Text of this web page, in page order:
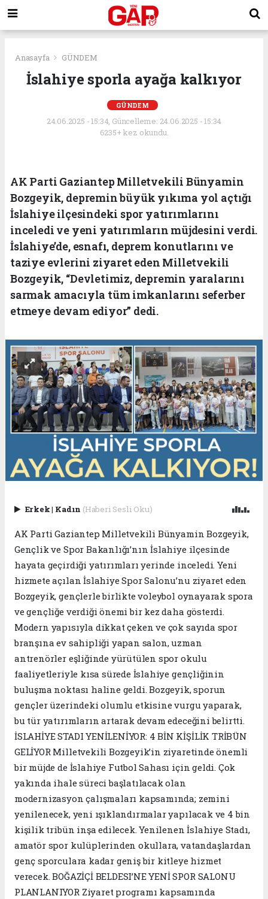
Anasayfa GÜNDEM
İslahiye sporla ayağa kalkıyor
GÜNDEM
24.06.2025 - 15:34, Güncelleme: 24.06.2025 - 15:34
6235+ kez okundu.
AK Parti Gaziantep Milletvekili Bünyamin
Bozgeyik, depremin büyük yıkıma yol açtığı
İslahiye ilçesindeki spor yatırımlarını
inceledi ve yeni yatırımların müjdesini verdi.
İslahiye’de, esnafı, deprem konutlarını ve
taziye evlerini ziyaret eden Milletvekili
Bozgeyik, “Devletimiz, depremin yaralarını
sarmak amacıyla tüm imkanlarını seferber
etmeye devam ediyor” dedi.
Erkek| Kadın (Haberi Sesli Oku)
AK Parti Gaziantep Milletvekili Bünyamin Bozgeyik,
Gençlik ve Spor Bakanlığı’nın İslahiye ilçesinde
hayata geçirdiği yatırımları yerinde inceledi. Yeni
hizmete açılan İslahiye Spor Salonu’nu ziyaret eden
Bozgeyik, gençlerle birlikte voleybol oynayarak spora
ve gençliğe verdiği önemi bir kez daha gösterdi.
Modern yapısıyla dikkat çeken ve çok sayıda spor
branşına ev sahipliği yapan salon, uzman
antrenörler eşliğinde yürütülen spor okulu
faaliyetleriyle kısa sürede İslahiye gençliğinin
buluşma noktası haline geldi. Bozgeyik, sporun
gençler üzerindeki olumlu etkisine vurgu yaparak,
bu tür yatırımların artarak devam edeceğini belirtti.
İSLAHİYE STADI YENİLENİYOR: 4 BİN KİŞİLİK TRİBÜN
GELİYOR Milletvekili Bozgeyik’in ziyaretinde önemli
bir müjde de İslahiye Futbol Sahası için geldi. Çok
yakında ihale süreci başlatılacak olan
modernizasyon çalışmaları kapsamında; zemini
yenilenecek, yeni ışıklandırmalar yapılacak ve 4 bin
kişilik tribün inşa edilecek. Yenilenen İslahiye Stadı,
amatör spor kulüplerinden okullara, vatandaşlardan
genç sporculara kadar geniş bir kitleye hizmet
verecek. BOĞAZİÇİ BELDESI’NE YENİ SPOR SALONU
PLANLANIYOR Ziyaret programı kapsamında